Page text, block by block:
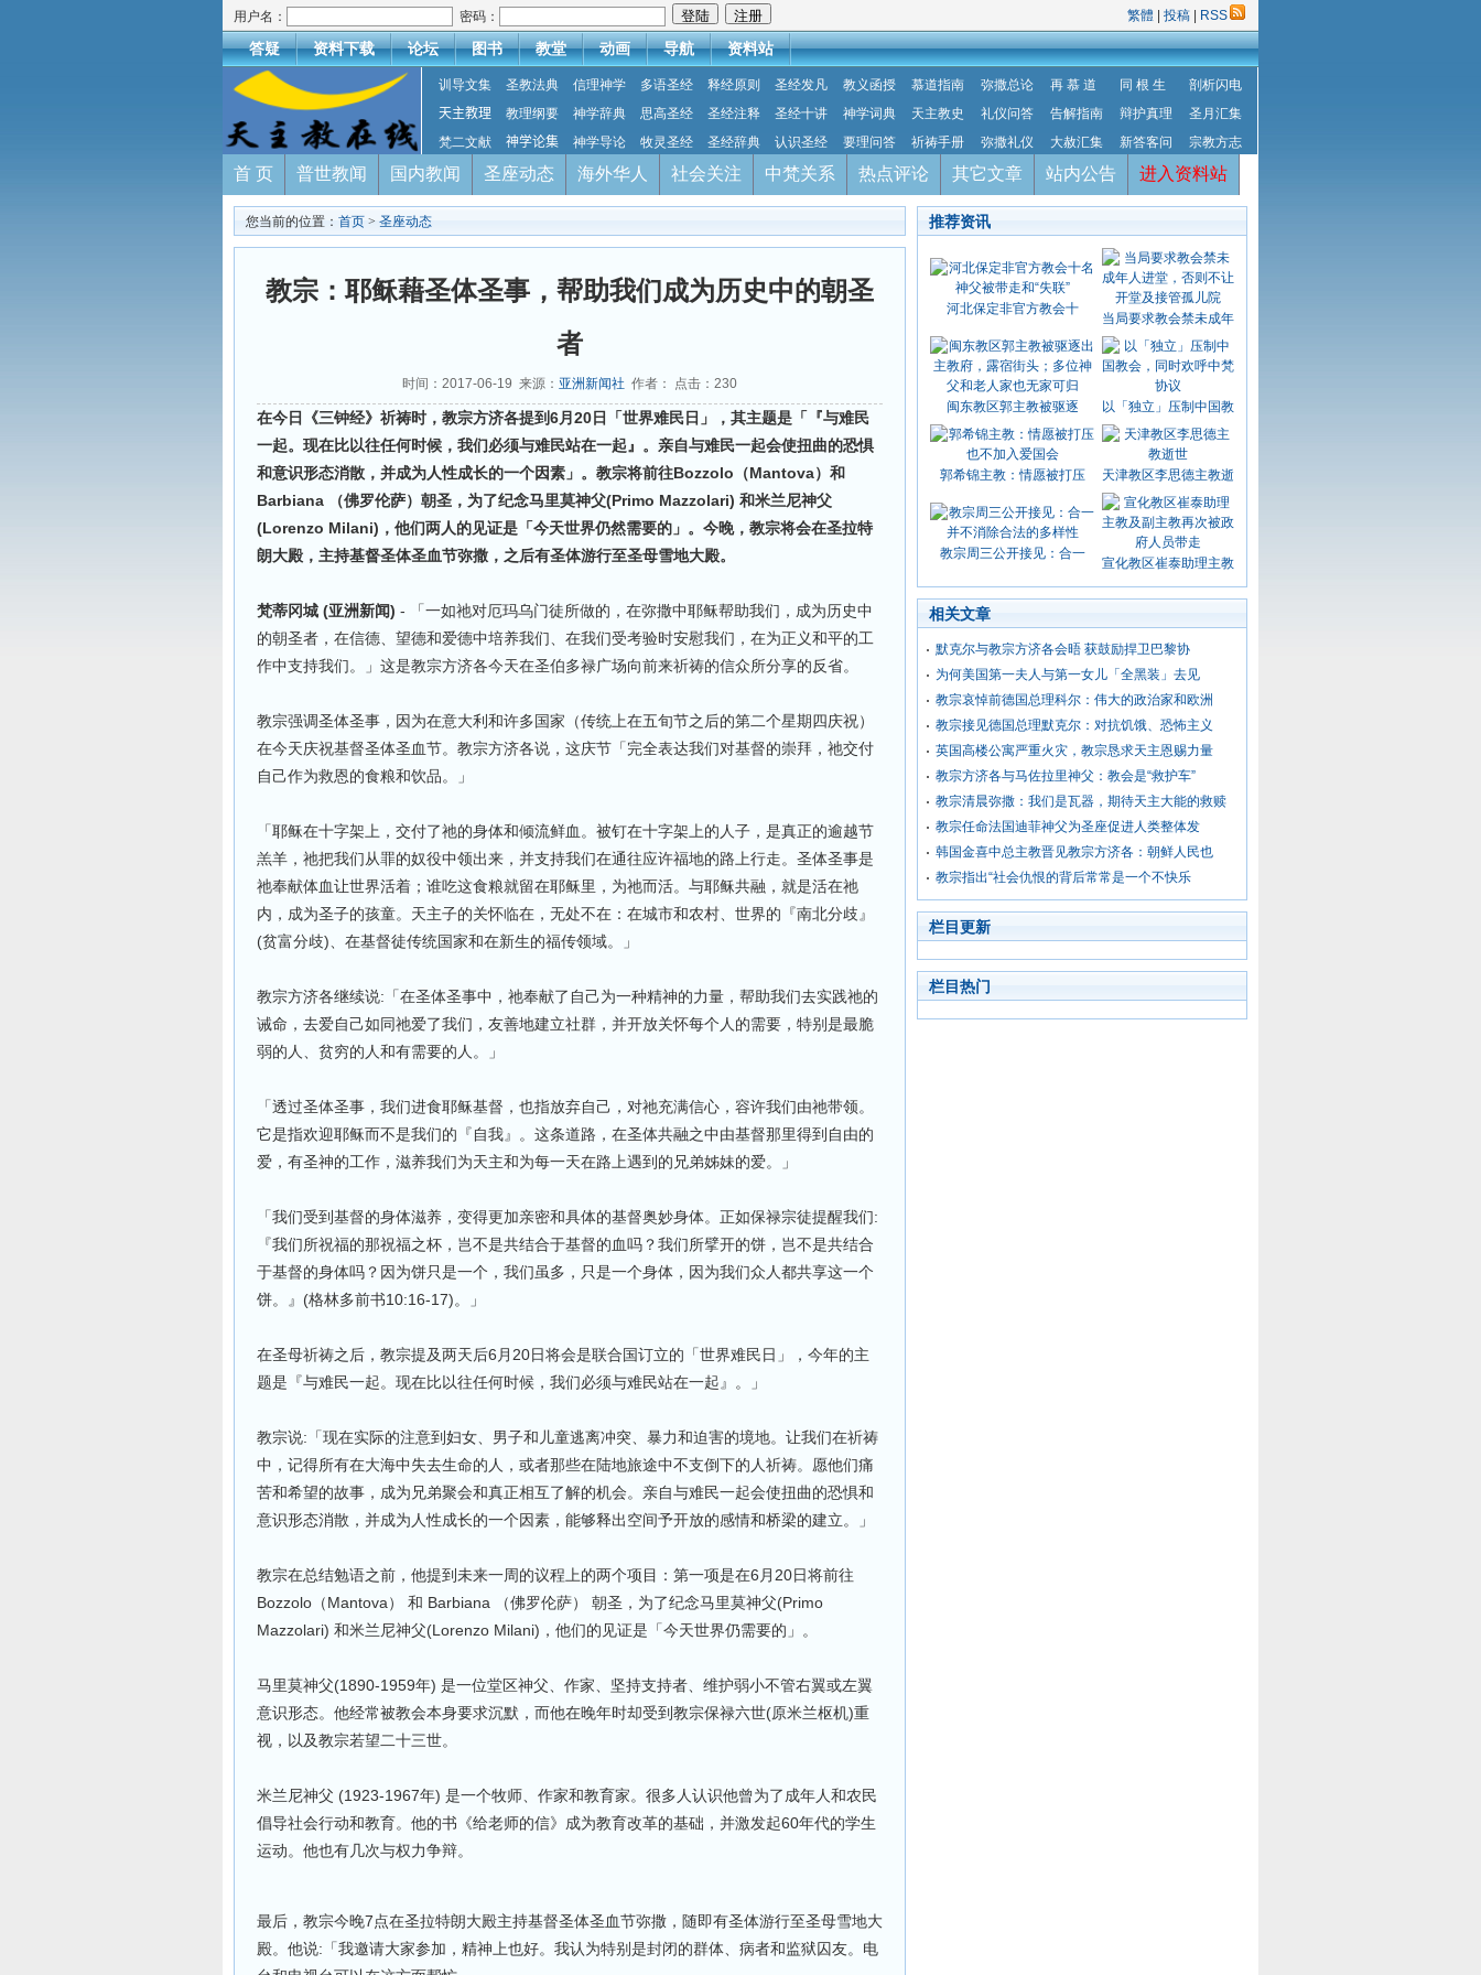
用户名： 密码： 繁體 投稿 RSS
答疑 资料下载 论坛 图书 教堂 动画 导航 资料站
训导文集 圣教法典 信理神学 多语圣经 释经原则 圣经发凡 教义函授 慕道指南 弥撒总论 再 慕 道 同 根 生
剖析闪电
天主教理
教理纲要 神学辞典 思高圣经 圣经注释 圣经十讲 神学词典 天主教史 礼仪问答 告解指南 辩护真理
圣月汇集
梵二文献
神学论集 神学导论 牧灵圣经 圣经辞典 认识圣经 要理问答 祈祷手册 弥撒礼仪 大赦汇集 新答客问 宗教方志
首 页 普世教闻 国内教闻 圣座动态 海外华人 社会关注 中梵关系 热点评论 其它文章 站内公告 进入资料站
您当前的位置： 首页 > 圣座动态
教宗：耶稣藉圣体圣事，帮助我们成为历史中的朝圣
者
时间：2017-06-19 来源： 亚洲新闻社 作者： 点击： 230
在今日《三钟经》祈祷时，教宗方济各提到6月20日「世界难民日」，其主题是「『与难民
一起。现在比以往任何时候，我们必须与难民站在一起』。亲自与难民一起会使扭曲的恐惧
和意识形态消散，并成为人性成长的一个因素」。教宗将前往Bozzolo（Mantova）和
Barbiana （佛罗伦萨）朝圣，为了纪念马里莫神父(Primo Mazzolari) 和米兰尼神父
(Lorenzo Milani)，他们两人的见证是「今天世界仍然需要的」。今晚，教宗将会在圣拉特
朗大殿，主持基督圣体圣血节弥撒，之后有圣体游行至圣母雪地大殿。
梵蒂冈城 (亚洲新闻) - 「一如祂对厄玛乌门徒所做的，在弥撒中耶稣帮助我们，成为历史中
的朝圣者，在信德、望德和爱德中培养我们、在我们受考验时安慰我们，在为正义和平的工
作中支持我们。」这是教宗方济各今天在圣伯多禄广场向前来祈祷的信众所分享的反省。
教宗强调圣体圣事，因为在意大利和许多国家（传统上在五旬节之后的第二个星期四庆祝）
在今天庆祝基督圣体圣血节。教宗方济各说，这庆节「完全表达我们对基督的崇拜，祂交付
自己作为救恩的食粮和饮品。」
「耶稣在十字架上，交付了祂的身体和倾流鲜血。被钉在十字架上的人子，是真正的逾越节
羔羊，祂把我们从罪的奴役中领出来，并支持我们在通往应许福地的路上行走。圣体圣事是
祂奉献体血让世界活着；谁吃这食粮就留在耶稣里，为祂而活。与耶稣共融，就是活在祂
内，成为圣子的孩童。天主子的关怀临在，无处不在：在城市和农村、世界的『南北分歧』
(贫富分歧)、在基督徒传统国家和在新生的福传领域。」
教宗方济各继续说:「在圣体圣事中，祂奉献了自己为一种精神的力量，帮助我们去实践祂的
诫命，去爱自己如同祂爱了我们，友善地建立社群，并开放关怀每个人的需要，特别是最脆
弱的人、贫穷的人和有需要的人。」
「透过圣体圣事，我们进食耶稣基督，也指放弃自己，对祂充满信心，容许我们由祂带领。
它是指欢迎耶稣而不是我们的『自我』。这条道路，在圣体共融之中由基督那里得到自由的
爱，有圣神的工作，滋养我们为天主和为每一天在路上遇到的兄弟姊妹的爱。」
「我们受到基督的身体滋养，变得更加亲密和具体的基督奥妙身体。正如保禄宗徒提醒我们:
『我们所祝福的那祝福之杯，岂不是共结合于基督的血吗？我们所擘开的饼，岂不是共结合
于基督的身体吗？因为饼只是一个，我们虽多，只是一个身体，因为我们众人都共享这一个
饼。』(格林多前书10:16-17)。」
在圣母祈祷之后，教宗提及两天后6月20日将会是联合国订立的「世界难民日」，今年的主
题是『与难民一起。现在比以往任何时候，我们必须与难民站在一起』。」
教宗说:「现在实际的注意到妇女、男子和儿童逃离冲突、暴力和迫害的境地。让我们在祈祷
中，记得所有在大海中失去生命的人，或者那些在陆地旅途中不支倒下的人祈祷。愿他们痛
苦和希望的故事，成为兄弟聚会和真正相互了解的机会。亲自与难民一起会使扭曲的恐惧和
意识形态消散，并成为人性成长的一个因素，能够释出空间予开放的感情和桥梁的建立。」
教宗在总结勉语之前，他提到未来一周的议程上的两个项目：第一项是在6月20日将前往
Bozzolo（Mantova） 和 Barbiana （佛罗伦萨） 朝圣，为了纪念马里莫神父(Primo
Mazzolari) 和米兰尼神父(Lorenzo Milani)，他们的见证是「今天世界仍需要的」。
马里莫神父(1890-1959年) 是一位堂区神父、作家、坚持支持者、维护弱小不管右翼或左翼
意识形态。他经常被教会本身要求沉默，而他在晚年时却受到教宗保禄六世(原米兰枢机)重
视，以及教宗若望二十三世。
米兰尼神父 (1923-1967年) 是一个牧师、作家和教育家。很多人认识他曾为了成年人和农民
倡导社会行动和教育。他的书《给老师的信》成为教育改革的基础，并激发起60年代的学生
运动。他也有几次与权力争辩。
最后，教宗今晚7点在圣拉特朗大殿主持基督圣体圣血节弥撒，随即有圣体游行至圣母雪地大
殿。他说:「我邀请大家参加，精神上也好。我认为特别是封闭的群体、病者和监狱囚友。电
推荐资讯
河北保定非官方教会十
当局要求教会禁未成年
闽东教区郭主教被驱逐 以「独立」压制中国教
郭希锦主教：情愿被打压 天津教区李思德主教逝
教宗周三公开接见：合一
宣化教区崔泰助理主教
相关文章
默克尔与教宗方济各会晤 获鼓励捍卫巴黎协
为何美国第一夫人与第一女儿「全黑装」去见
教宗哀悼前德国总理科尔：伟大的政治家和欧洲
教宗接见德国总理默克尔：对抗饥饿、恐怖主义
英国高楼公寓严重火灾，教宗恳求天主恩赐力量
教宗方济各与马佐拉里神父：教会是“救护车”
教宗清晨弥撒：我们是瓦器，期待天主大能的救赎
教宗任命法国迪菲神父为圣座促进人类整体发
韩国金喜中总主教晋见教宗方济各：朝鲜人民也
教宗指出“社会仇恨的背后常常是一个不快乐
栏目更新
栏目热门